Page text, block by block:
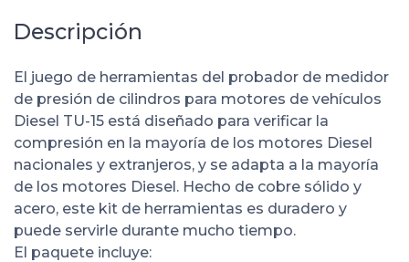
Descripción
El juego de herramientas del probador de medidor
de presión de cilindros para motores de vehículos
Diesel TU-15 está diseñado para verificar la
compresión en la mayoría de los motores Diesel
nacionales y extranjeros, y se adapta a la mayoría
de los motores Diesel. Hecho de cobre sólido y
acero, este kit de herramientas es duradero y
puede servirle durante mucho tiempo.
El paquete incluye: